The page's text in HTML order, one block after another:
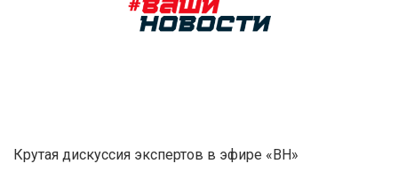
Крутая дискуссия экспертов в эфире «ВН»